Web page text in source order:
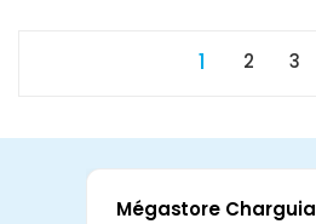
1 2 3
Mégastore Charguia